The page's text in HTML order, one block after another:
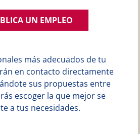
UN EMPLEO
más adecuados de tu
en contacto directamente
sus propuestas entre
escoger la que mejor se
a tus necesidades.